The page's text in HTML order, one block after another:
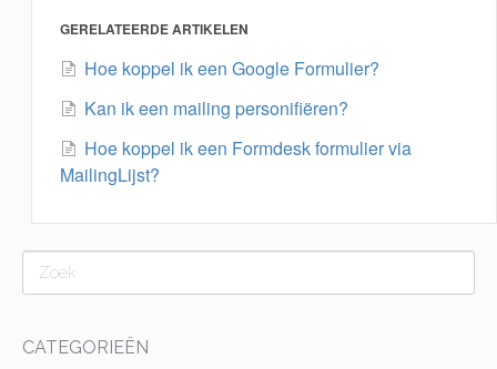
GERELATEERDE ARTIKELEN
Hoe koppel ik een Google Formulier?
Kan ik een mailing personifiëren?
Hoe koppel ik een Formdesk formulier via
MailingLijst?
CATEGORIEËN